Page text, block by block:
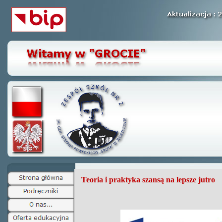
Teoria i praktyka szansą na lepsze jutro